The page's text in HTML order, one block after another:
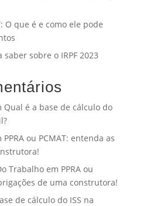
O que é e como ele pode
sobre o IRPF 2023
Qual é a base de cálculo do
PPRA ou PCMAT: entenda as
Trabalhoem PPRA ou
de uma construtora!
de cálculo do ISS na